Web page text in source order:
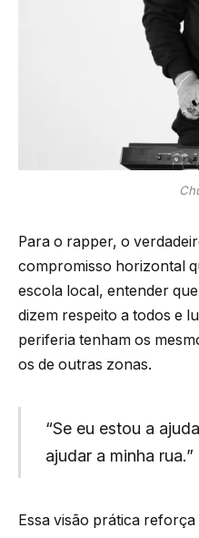
Para o rapper, o
compromisso horizontal
escola local, entender
dizem respeito a todos e
periferia tenham os
os de outras zonas.
“Se eu estou a
ajudar a minha rua.”
Essa visão prática reforça